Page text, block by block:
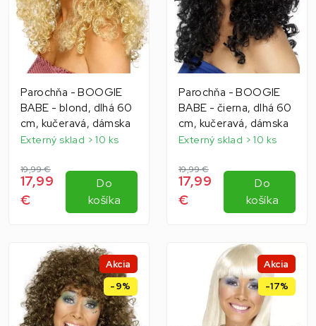
Parochňa - BOOGIE
BABE - blond, dlhá 60
cm, kučeravá, dámska
Externý sklad > 10 ks
19,99 €
17,99
€
Do
košíka
Parochňa - BOOGIE
BABE - čierna, dlhá 60
cm, kučeravá, dámska
Externý sklad > 10 ks
19,99 €
17,99
€
Do
košíka
Akcia
-9%
Akcia
-17%